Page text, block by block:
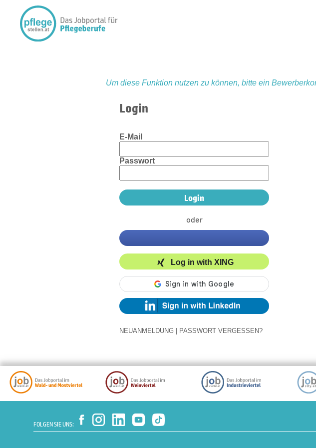
Um diese Funktion nutzen zu können, bitte ein
Login
E-Mail
Passwort
oder
Log in with XING
NEUANMELDUNG PASSWORT VERGESSEN?
FOLGEN SIE UNS: